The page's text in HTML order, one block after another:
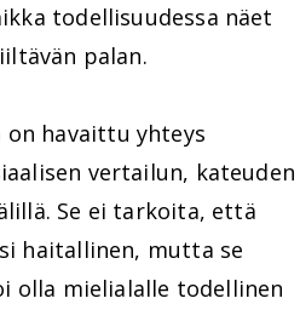
todellisuudessa näet
palan.
on havaittu yhteys
vertailun, kateuden
Se ei tarkoita, että
haitallinen, mutta se
olla mielialalle todellinen